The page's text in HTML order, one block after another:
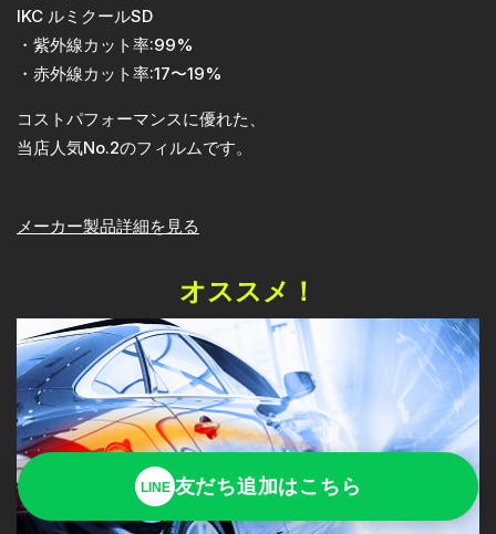
IKC ルミクールSD
・紫外線カット率:99%
・赤外線カット率:17〜19%
コストパフォーマンスに優れた、
当店人気No.2のフィルムです。
メーカー製品詳細を見る
オススメ！
LINE 友だち追加はこちら